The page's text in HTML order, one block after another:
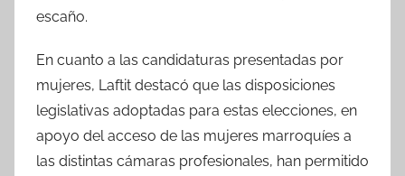
escaño.
En cuanto a las candidaturas presentadas por
mujeres, Laftit destacó que las disposiciones
legislativas adoptadas para estas elecciones, en
apoyo del acceso de las mujeres marroquíes a
las distintas cámaras profesionales, han permitido